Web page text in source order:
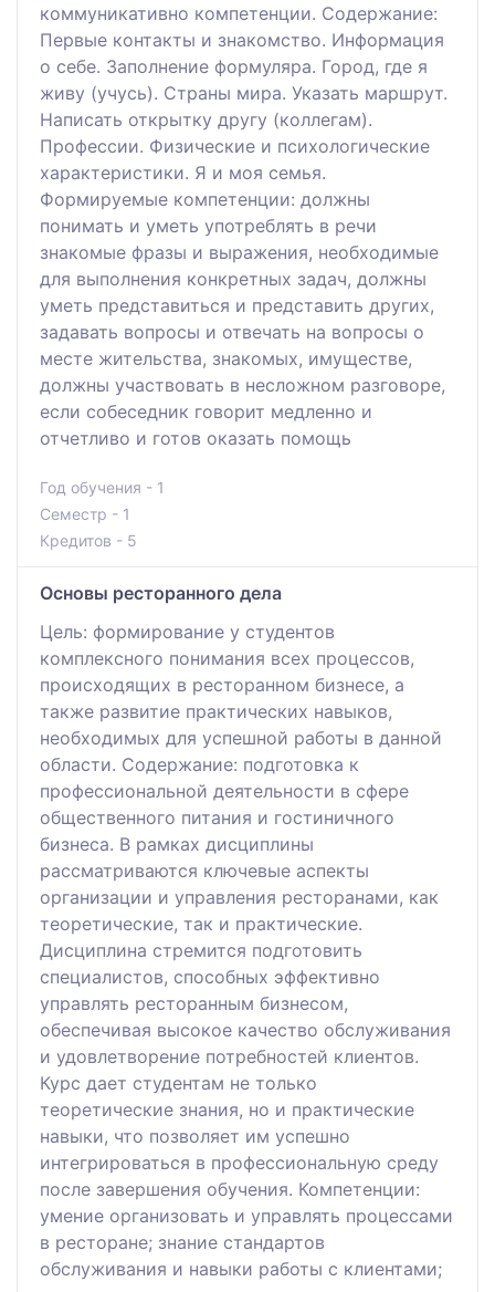
коммуникативно компетенции. Содержание:
Первые контакты и знакомство. Информация
о себе. Заполнение формуляра. Город, где я
живу (учусь). Страны мира. Указать маршрут.
Написать открытку другу (коллегам).
Профессии. Физические и психологические
характеристики. Я и моя семья.
Формируемые компетенции: должны
понимать и уметь употреблять в речи
знакомые фразы и выражения, необходимые
для выполнения конкретных задач, должны
уметь представиться и представить других,
задавать вопросы и отвечать на вопросы о
месте жительства, знакомых, имуществе,
должны участвовать в несложном разговоре,
если собеседник говорит медленно и
отчетливо и готов оказать помощь
Год обучения - 1
Семестр - 1
Кредитов - 5
Основы ресторанного дела
Цель: формирование у студентов
комплексного понимания всех процессов,
происходящих в ресторанном бизнесе, а
также развитие практических навыков,
необходимых для успешной работы в данной
области. Содержание: подготовка к
профессиональной деятельности в сфере
общественного питания и гостиничного
бизнеса. В рамках дисциплины
рассматриваются ключевые аспекты
организации и управления ресторанами, как
теоретические, так и практические.
Дисциплина стремится подготовить
специалистов, способных эффективно
управлять ресторанным бизнесом,
обеспечивая высокое качество обслуживания
и удовлетворение потребностей клиентов.
Курс дает студентам не только
теоретические знания, но и практические
навыки, что позволяет им успешно
интегрироваться в профессиональную среду
после завершения обучения. Компетенции:
умение организовать и управлять процессами
в ресторане; знание стандартов
обслуживания и навыки работы с клиентами;